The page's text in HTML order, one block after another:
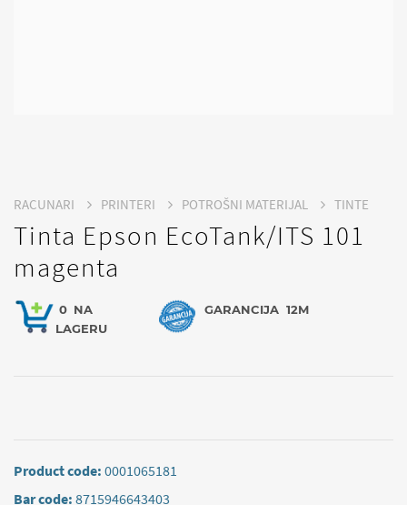
RACUNARI PRINTERI POTROŠNI MATERIJAL TINTE
Tinta Epson EcoTank/ITS 101
magenta
0 NA
LAGERU
GARANCIJA 12M
Product code: 0001065181
Bar code: 8715946643403